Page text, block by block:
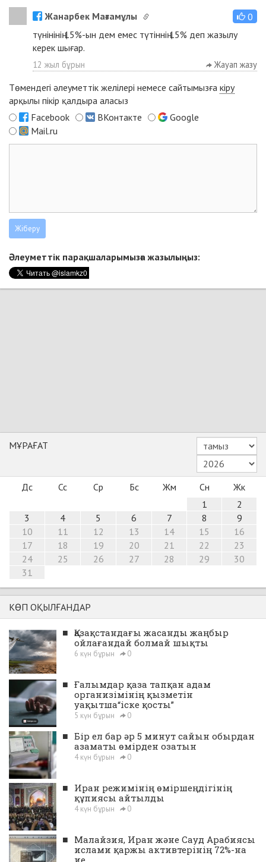
Жанарбек Мағзамұлы
0
түнінінің 15%-ын дем емес түтіннің 15% деп жазылу
керек шығар.
12 жыл бұрын Жауап жазу
Төмендегі әлеуметтік желілері немесе сайтымызға кіру
арқылы пікір қалдыра аласыз
Facebook
ВКонтакте
Google
Mail.ru
Әлеуметтік парақшаларымызға жазылыңыз:
МҰРАҒАТ
Дс Сс Ср Бс Жм Сн
Жк
1
2
3
4 5 6 7 8
9
10
11 12 13 14 15
16
17
18 19 20 21 22
23
24
25 26 27 28 29
30
31
КӨП ОҚЫЛҒАНДАР
■ Қазақстандағы жасанды жаңбыр
ойлағандай болмай шықты
6 күн бұрын 0
■ Ғалымдар қаза тапқан адам
организімінің қызметін
уақытша“іске қосты”
5 күн бұрын 0
■ Бір ел бар әр 5 минут сайын обырдан
азаматы өмірден озатын
4 күн бұрын 0
■ Иран режимінің өміршеңдігінің
құпиясы айтылды
4 күн бұрын 0
■ Малайзия, Иран және Сауд Арабиясы
ислами қаржы активтерінің 72%-на